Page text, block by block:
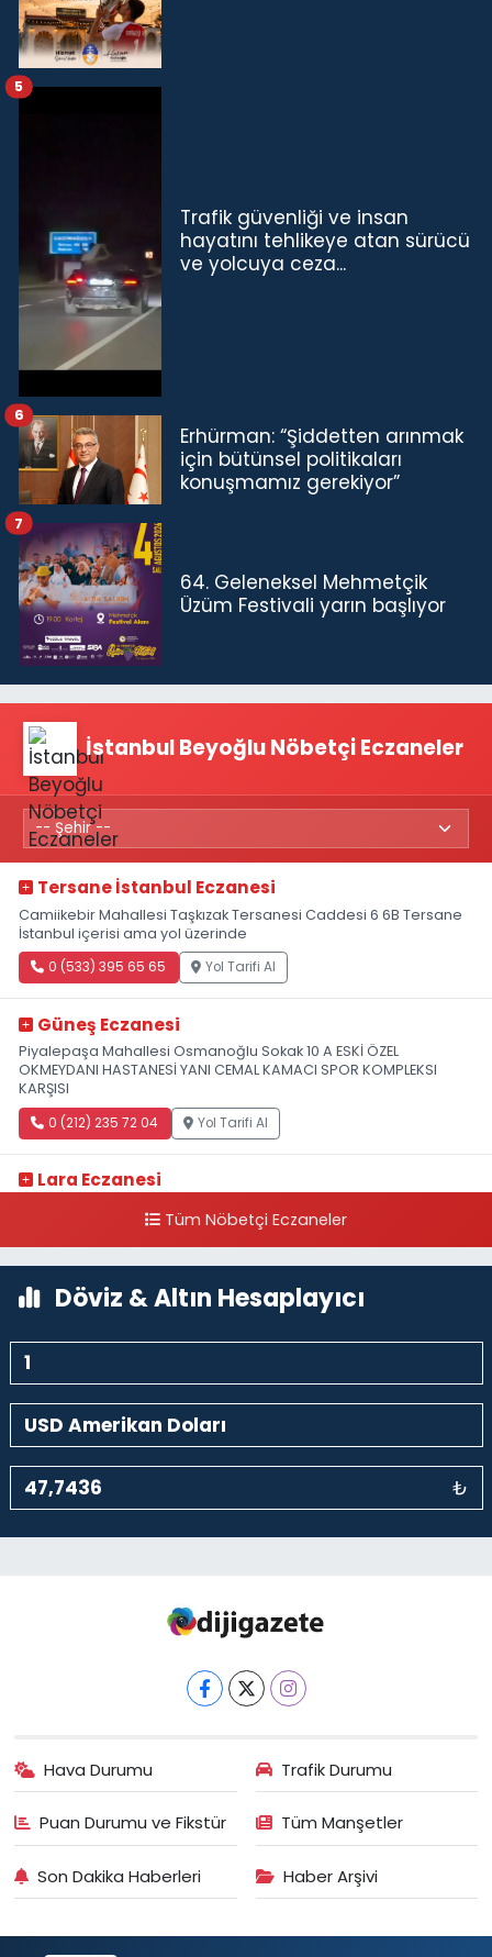
Trafik güvenliği ve insan
hayatını tehlikeye atan sürücü
ve yolcuya ceza...
5
Erhürman: “Şiddetten arınmak
için bütünsel politikaları
konuşmamız gerekiyor”
6
64. Geleneksel Mehmetçik
Üzüm Festivali yarın başlıyor
7
İstanbul Beyoğlu Nöbetçi Eczaneler
Tersane İstanbul Eczanesi
Camiikebir Mahallesi Taşkızak Tersanesi Caddesi 6 6B Tersane
İstanbul içerisi ama yol üzerinde
0 (533) 395 65 65 Yol Tarifi Al
Güneş Eczanesi
Piyalepaşa Mahallesi Osmanoğlu Sokak 10 A ESKİ ÖZEL
OKMEYDANI HASTANESİ YANI CEMAL KAMACI SPOR KOMPLEKSI
KARŞISI
0 (212) 235 72 04 Yol Tarifi Al
Lara Eczanesi
HASTANESİ KARŞISI
Tüm Nöbetçi Eczaneler
Döviz & Altın Hesaplayıcı
₺
Hava Durumu Trafik Durumu
Puan Durumu ve Fikstür Tüm Manşetler
Son Dakika Haberleri Haber Arşivi